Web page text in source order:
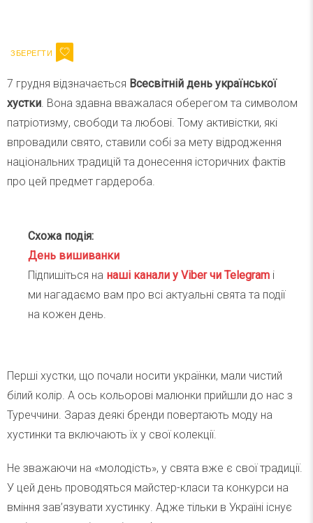
7 грудня відзначається Всесвітній день української
хустки. Вона здавна вважалася оберегом та символом
патріотизму, свободи та любові. Тому активістки, які
впровадили свято, ставили собі за мету відродження
національних традицій та донесення історичних фактів
про цей предмет гардероба.
Схожа подія:
День вишиванки
Підпишіться на наші канали у Viber чи Telegram і
ми нагадаємо вам про всі актуальні свята та події
на кожен день.
Перші хустки, що почали носити українки, мали чистий
білий колір. А ось кольорові малюнки прийшли до нас з
Туреччини. Зараз деякі бренди повертають моду на
хустинки та включають їх у свої колекції.
Не зважаючи на «молодість», у свята вже є свої традиції.
У цей день проводяться майстер-класи та конкурси на
вміння зав’язувати хустинку. Адже тільки в Україні існує